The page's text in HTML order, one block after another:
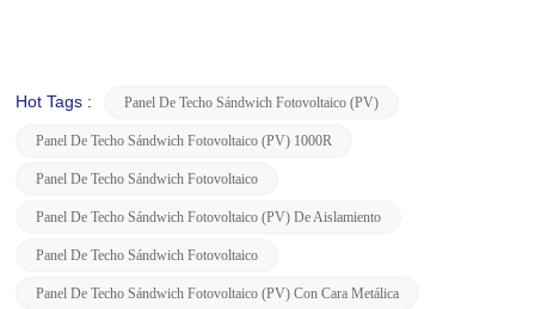
Hot Tags : Panel De Techo Sándwich Fotovoltaico (PV)
Panel De Techo Sándwich Fotovoltaico (PV) 1000R
Panel De Techo Sándwich Fotovoltaico
Panel De Techo Sándwich Fotovoltaico (PV) De Aislamiento
Panel De Techo Sándwich Fotovoltaico
Panel De Techo Sándwich Fotovoltaico (PV) Con Cara Metálica